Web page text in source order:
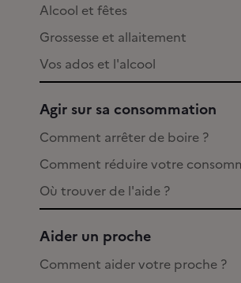
Alcool et fêtes
Grossesse et allaitement
Vos ados et l'alcool
Agir sur sa consommation
Comment arrêter de boire ?
Comment réduire votre
Où trouver de l'aide ?
Aider un proche
Comment aider votre proche ?